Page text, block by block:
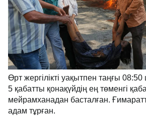
Өрт жергілікті уақытпен таңғы
5 қабатты қонақүйдің ең төменгі
мейрамханадан басталған.
адам тұрған.